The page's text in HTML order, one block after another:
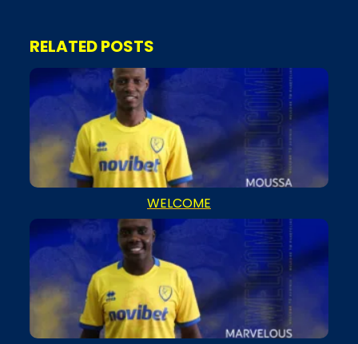
RELATED POSTS
WELCOME